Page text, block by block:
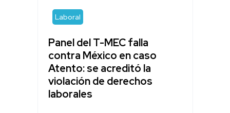
Laboral
Panel del T-MEC falla
contra México en caso
Atento: se acreditó la
violación de derechos
laborales